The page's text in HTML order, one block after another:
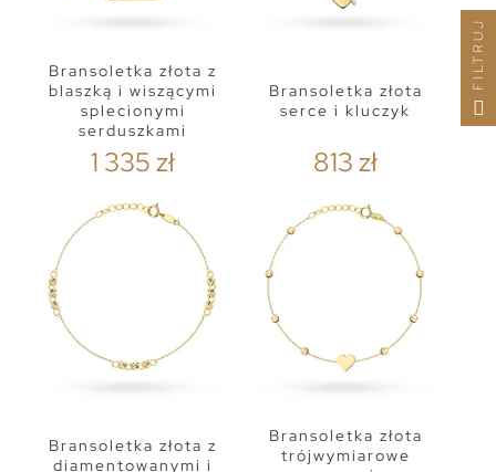
Bransoletka złota z
blaszką i wiszącymi
splecionymi
serduszkami
1 335 zł
Bransoletka złota
serce i kluczyk
813 zł
Bransoletka złota z
diamentowanymi i
Bransoletka złota
trójwymiarowe
FILTRUJ